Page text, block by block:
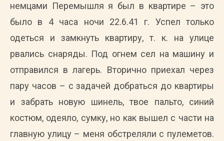
немцами Перемышля я был в квартире – это
было в 4 часа ночи 22.6.41 г. Успел только
одеться и замкнуть квартиру, т. к. на улице
рвались снаряды. Под огнем сел на машину и
отправился в лагерь. Вторично приехал через
пару часов – с задачей добраться до квартиры
и забрать новую шинель, твое пальто, синий
костюм, одеяло, сумку, но как вышел с части на
главную улицу – меня обстреляли с пулеметов.